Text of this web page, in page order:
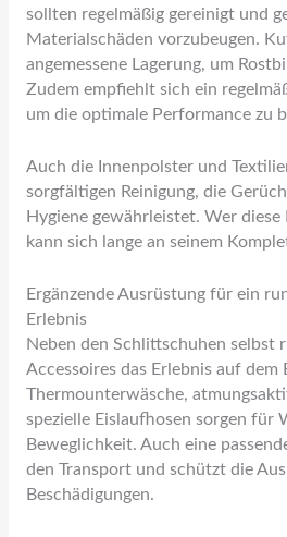
sollten regelmäßig gereinigt und
Materialschäden vorzubeugen.
angemessene Lagerung, um
Zudem empfiehlt sich ein
um die optimale Performance zu
Auch die Innenpolster und
sorgfältigen Reinigung, die
Hygiene gewährleistet. Wer
kann sich lange an seinem
Ergänzende Ausrüstung für ein
Erlebnis
Neben den Schlittschuhen selbst
Accessoires das Erlebnis auf dem
Thermounterwäsche,
spezielle Eislaufhosen sorgen für
Beweglichkeit. Auch eine
den Transport und schützt die
Beschädigungen.